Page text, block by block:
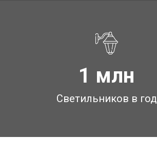
1 млн
Светильников в год